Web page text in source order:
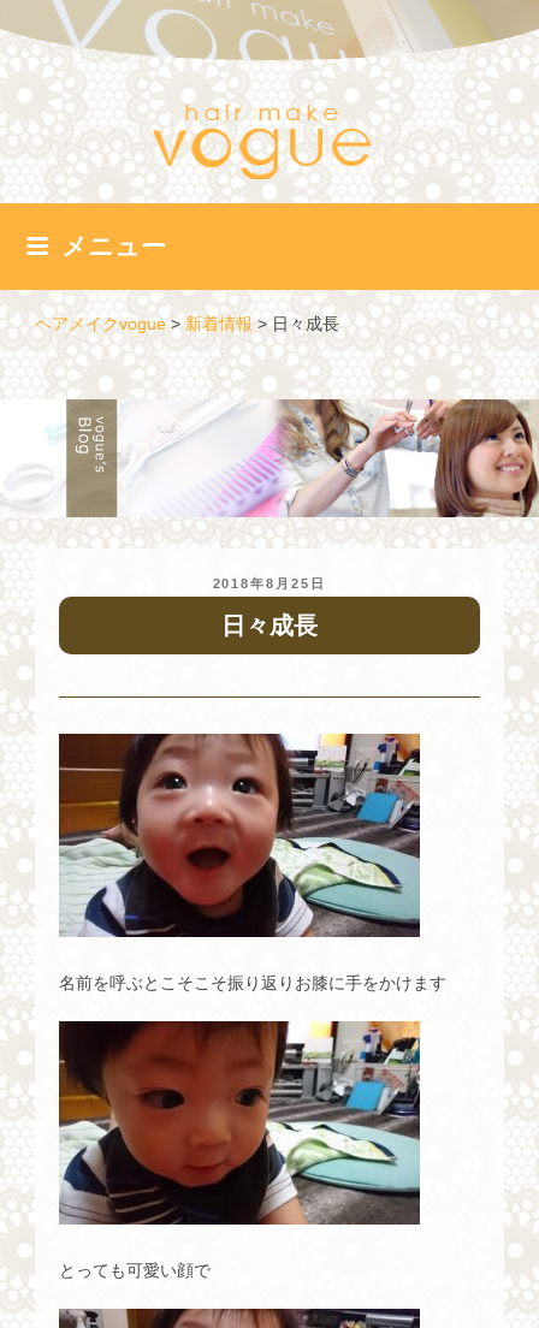
ン
テ
ツ
へ
ス
キ
メニュー
ヘアメイクvogue>新着情報>日々成長
投
日:
2018年8月25日
日々成長
名前を呼ぶとこそこそ振り返りお膝に手をかけます
とっても可愛い顔で